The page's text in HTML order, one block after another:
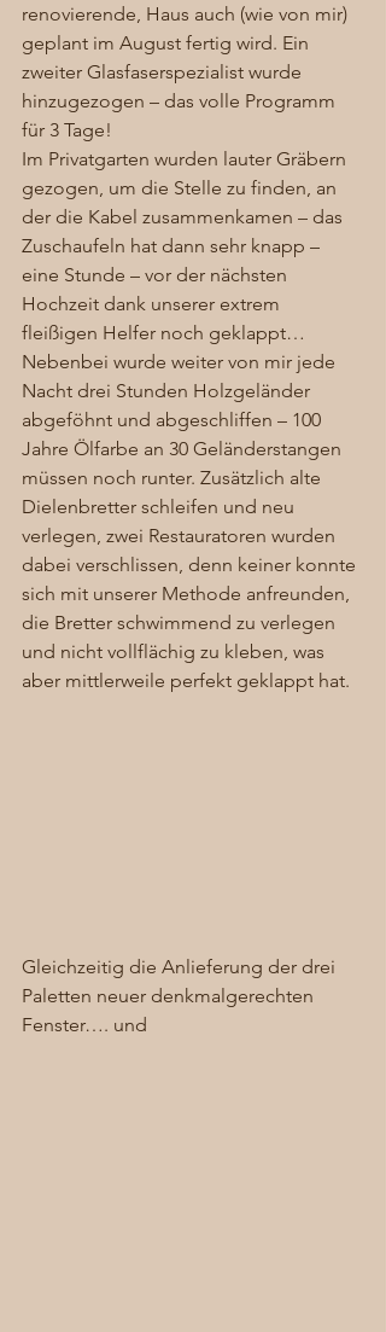
renovierende, Haus auch (wie von mir)
geplant im August fertig wird. Ein
zweiter Glasfaserspezialist wurde
hinzugezogen – das volle Programm
für 3 Tage!
Im Privatgarten wurden lauter Gräbern
gezogen, um die Stelle zu finden, an
der die Kabel zusammenkamen – das
Zuschaufeln hat dann sehr knapp –
eine Stunde – vor der nächsten
Hochzeit dank unserer extrem
fleißigen Helfer noch geklappt…
Nebenbei wurde weiter von mir jede
Nacht drei Stunden Holzgeländer
abgeföhnt und abgeschliffen – 100
Jahre Ölfarbe an 30 Geländerstangen
müssen noch runter. Zusätzlich alte
Dielenbretter schleifen und neu
verlegen, zwei Restauratoren wurden
dabei verschlissen, denn keiner konnte
sich mit unserer Methode anfreunden,
die Bretter schwimmend zu verlegen
und nicht vollflächig zu kleben, was
aber mittlerweile perfekt geklappt hat.
Gleichzeitig die Anlieferung der drei
Paletten neuer denkmalgerechten
Fenster…. und